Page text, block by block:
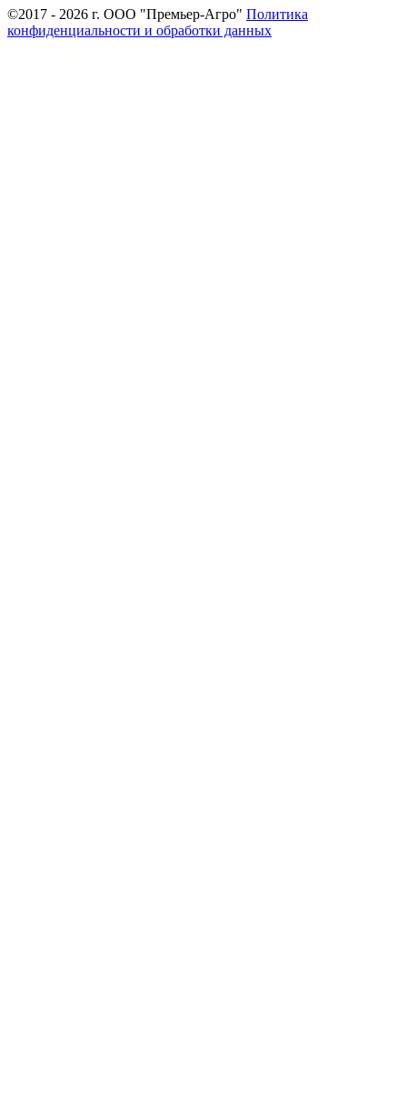
©2017 - 2026 г. ООО "Премьер-Агро" Политика
конфиденциальности и обработки данных